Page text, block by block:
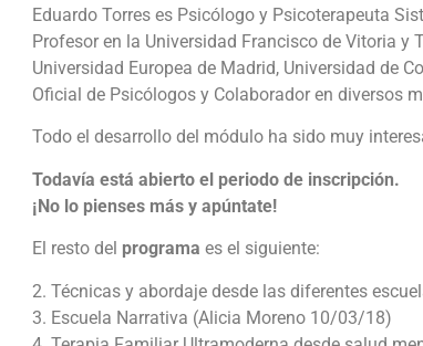
Eduardo Torres es Psicólogo y Psicoterapeuta
Profesor en la Universidad Francisco de Vitoria
Universidad Europea de Madrid, Universidad de
Oficial de Psicólogos y Colaborador en diversos
Todo el desarrollo del módulo ha sido muy
Todavía está abierto el periodo de inscripción.
¡No lo pienses más y apúntate!
El resto del programa es el siguiente:
2. Técnicas y abordaje desde las diferentes
3. Escuela Narrativa (Alicia Moreno 10/03/18)